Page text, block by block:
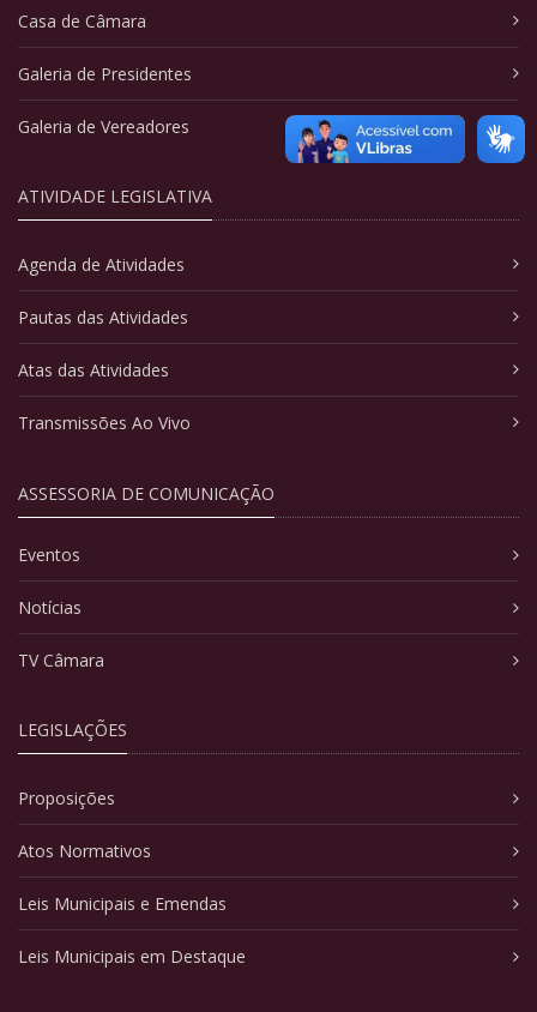
Casa de Câmara
Galeria de Presidentes
Galeria de Vereadores
ATIVIDADE LEGISLATIVA
Agenda de Atividades
Pautas das Atividades
Atas das Atividades
Transmissões Ao Vivo
ASSESSORIA DE COMUNICAÇÃO
Eventos
Notícias
TV Câmara
LEGISLAÇÕES
Proposições
Atos Normativos
Leis Municipais e Emendas
Leis Municipais em Destaque